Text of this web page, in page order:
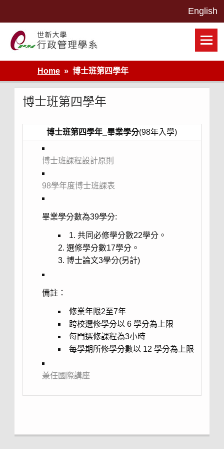
世新大學行政管理學系網站
Home
博士班第四學年
博士班第四學年
博士班第四學年_畢業學分(98年入學)
博士班課程設計原則
98學年度博士班課表
畢業學分數為39學分:
1. 共同必修學分數22學分。
2. 選修學分數17學分。
3. 博士論文3學分(另計)
備註：
修業年限2至7年
跨校選修學分以 6 學分為上限
每門選修課程為3小時
每學期所修學分數以 12 學分為上限
兼任國際講座